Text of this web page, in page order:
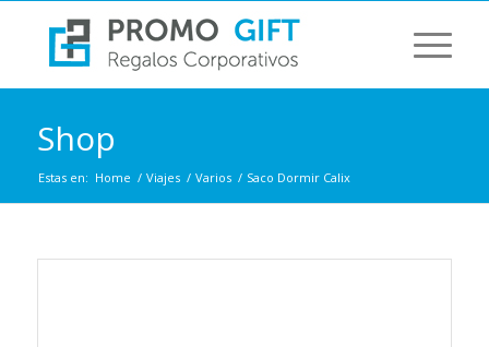
Shop
Estas en: Home / Viajes / Varios / Saco Dormir Calix